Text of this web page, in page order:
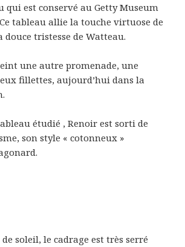
qui est conservé au Getty Museum
tableau allie la touche virtuose de
douce tristesse de Watteau.
une autre promenade, une
fillettes, aujourd’hui dans la
étudié , Renoir est sorti de
son style « cotonneux »
de soleil, le cadrage est très serré